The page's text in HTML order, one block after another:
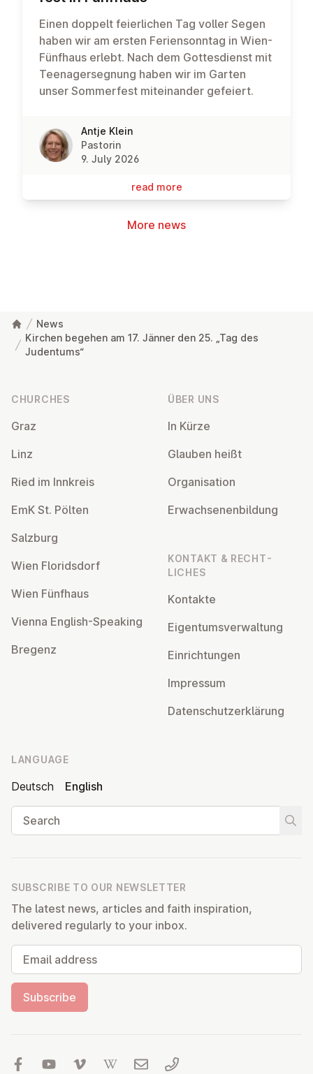
Einen doppelt feierlichen Tag voller Segen
haben wir am ersten Feriensonntag in Wien-
Fünfhaus erlebt. Nach dem Gottesdienst mit
Teenagersegnung haben wir im Garten
unser Sommerfest miteinander gefeiert.
Antje Klein
Pastorin
9. July 2026
read more
More news
News
Kirchen begehen am 17. Jänner den 25. „Tag des
Judentums“
CHURCHES
Graz
Linz
Ried im Innkreis
EmK St. Pölten
Salzburg
Wien Flor­idsdorf
Wien Fünfhaus
Vienna English-Speaking
Bregenz
ÜBER UNS
In Kürze
Glauben heißt
Or­gan­isa­tion
Er­wach­sen­en­bildung
KONTAKT & RECHT­
LICHES
Kontakte
Ei­gentums­ver­wal­tung
Ein­rich­tun­gen
Impressum
Datens­chutzerklärung
LANGUAGE
Deutsch
English
Search
SUBSCRIBE TO OUR NEWSLETTER
The latest news, articles and faith inspiration,
delivered regularly to your inbox.
Email address
Subscribe